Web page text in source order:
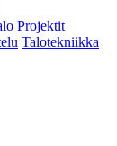
Projektit
Talotekniikka